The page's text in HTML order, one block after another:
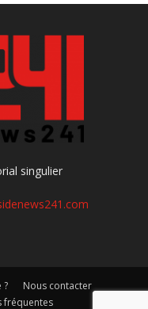
singulier
?
Nous contacter
fréquentes